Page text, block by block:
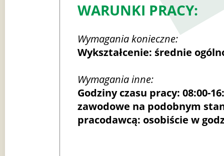
WARUNKI PRACY:
Wymagania konieczne:
Wykształcenie: średnie
Wymagania inne:
Godziny czasu pracy: 08:00-
zawodowe na podobnym
pracodawcą: osobiście w